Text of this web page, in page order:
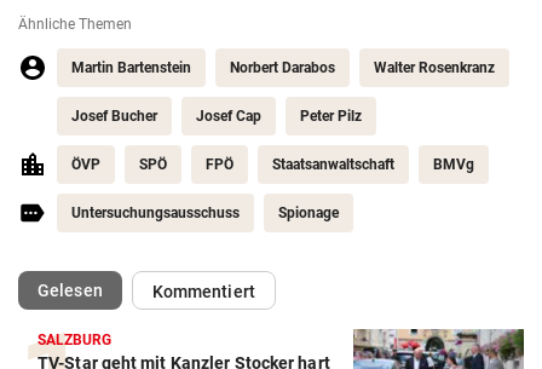
Ähnliche Themen
Martin Bartenstein Norbert Darabos Walter Rosenkranz
Josef Bucher Josef Cap Peter Pilz
ÖVP SPÖ FPÖ Staatsanwaltschaft BMVg
Untersuchungsausschuss Spionage
Gelesen(ausgewählt)Kommentiert
SALZBURG
TV-Star geht mit Kanzler Stocker hart